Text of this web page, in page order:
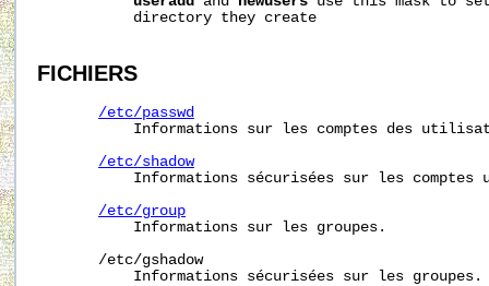
           directory they create
FICHIERS
/etc/passwd
Informations sur les comptes des
/etc/shadow
Informations sécurisées sur les comptes
/etc/group
           Informations sur les groupes.
/etc/gshadow
           Informations sécurisées sur les groupes.